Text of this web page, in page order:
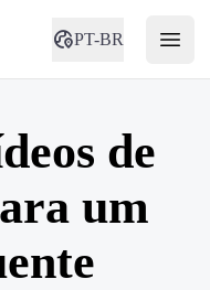
PT-BR
de
um